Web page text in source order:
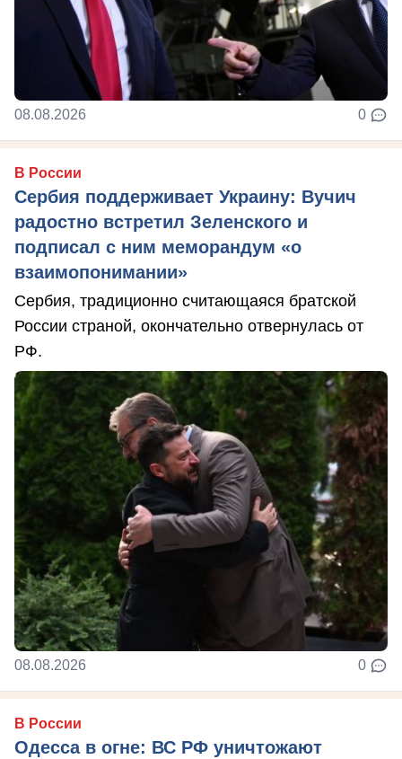
08.08.2026 0
В России
Сербия поддерживает Украину: Вучич
радостно встретил Зеленского и
подписал с ним меморандум «о
взаимопонимании»
Сербия, традиционно считающаяся братской
России страной, окончательно отвернулась от
РФ.
08.08.2026 0
В России
Одесса в огне: ВС РФ уничтожают